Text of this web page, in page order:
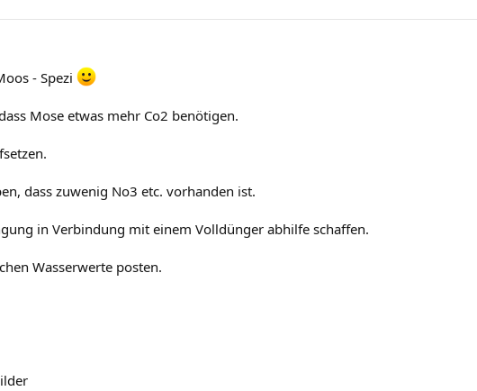
- Spezi
Mose etwas mehr Co2 benötigen.
dass zuwenig No3 etc. vorhanden ist.
in Verbindung mit einem Volldünger abhilfe schaffen.
Wasserwerte posten.